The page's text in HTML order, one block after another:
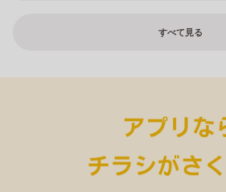
すべて見る